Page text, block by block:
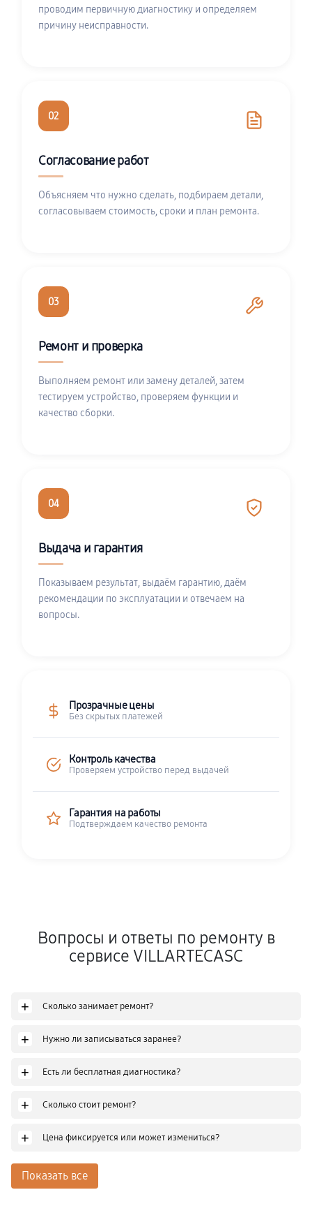
проводим первичную диагностику и определяем
причину неисправности.
02
Согласование работ
Объясняем что нужно сделать, подбираем детали,
согласовываем стоимость, сроки и план ремонта.
03
Ремонт и проверка
Выполняем ремонт или замену деталей, затем
тестируем устройство, проверяем функции и
качество сборки.
04
Выдача и гарантия
Показываем результат, выдаём гарантию, даём
рекомендации по эксплуатации и отвечаем на
вопросы.
Прозрачные цены
Без скрытых платежей
Контроль качества
Проверяем устройство перед выдачей
Гарантия на работы
Подтверждаем качество ремонта
Вопросы и ответы по ремонту в
сервисе VILLARTECASC
+ Сколько занимает ремонт?
+ Нужно ли записываться заранее?
+ Есть ли бесплатная диагностика?
+ Сколько стоит ремонт?
+ Цена фиксируется или может измениться?
Показать все